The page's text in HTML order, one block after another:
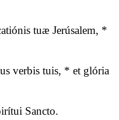
tuæ Jerúsalem, *
verbis tuis, * et glória
Sancto.